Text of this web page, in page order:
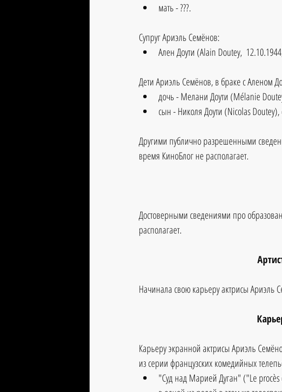
мать - ???.
Супруг Ариэль Семёнов:
Ален Доути (Alain Doutey,
Дети Ариэль Семёнов, в браке с Аленом
дочь - Мелани Доути (Mélanie
сын - Николя Доути (Nicolas Doutey),
Другими публично разрешенными
время КиноБлог не располагает.
Достоверными сведениями про
располагает.
Начинала свою карьеру актрисы Ариэль
Карьеру экранной актрисы Ариэль
из серии французских комедийных
"Суд над Марией Дуган" ("Le